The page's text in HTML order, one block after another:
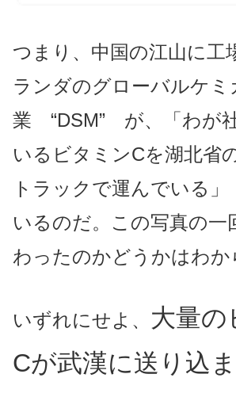
つまり、中国の江山に工
ランダのグローバルケミ
業 “DSM” が、「わが
いるビタミンCを湖北省
トラックで運んでいる
いるのだ。この写真の一
わったのかどうかはわか
いずれにせよ、 大量の
Cが武漢に送り込